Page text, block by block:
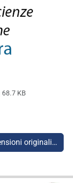
68.7 KB
originali…